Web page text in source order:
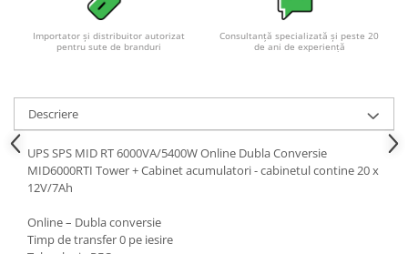
AGM
Deep Cycle - Tractiune/Semi-
Tractiune
Marine & Caravan
APC
Pachete acumulatori VRLA
Sisteme de management (BMS)
Importator și distribuitor autorizat
pentru sute de branduri
Consultanță specializată și peste 20
de ani de experiență
Descriere
UPS SPS MID RT 6000VA/5400W Online Dubla Conversie
MID6000RTI Tower + Cabinet acumulatori - cabinetul contine 20 x
12V/7Ah
Online – Dubla conversie
Timp de transfer 0 pe iesire